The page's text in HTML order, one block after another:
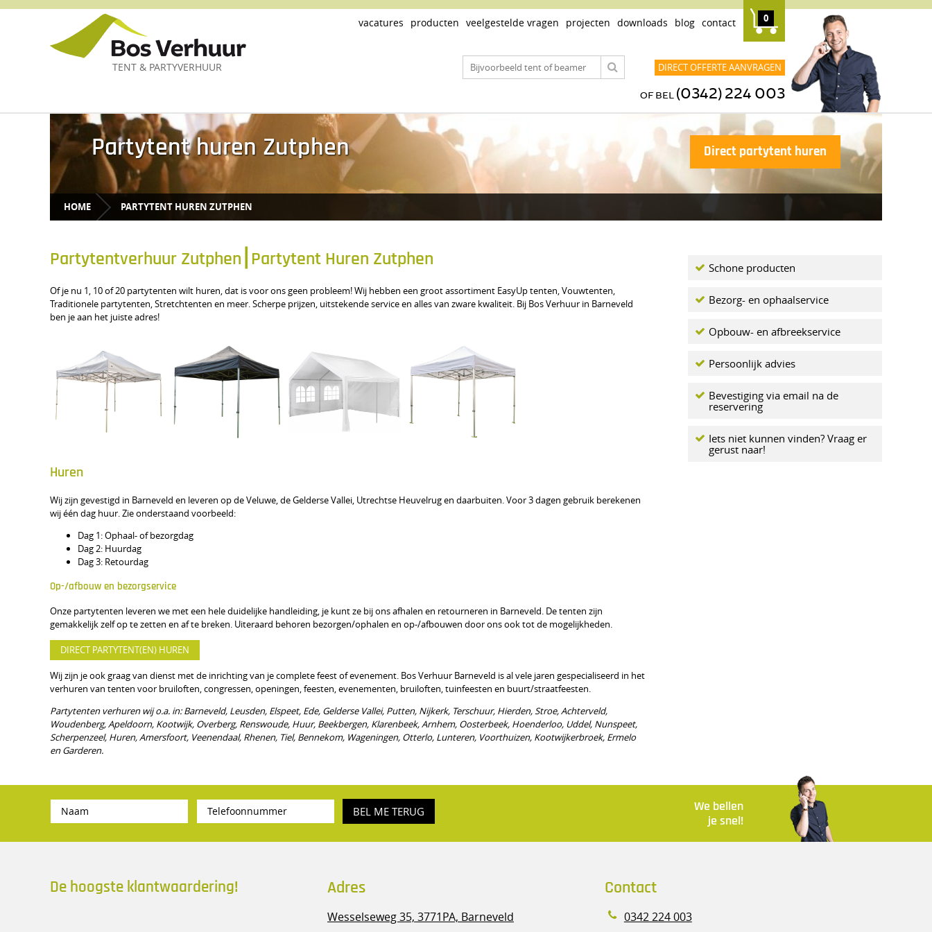
TENT & PARTYVERHUUR
vacatures producten veelgestelde vragen projecten downloads blog contact 0
DIRECT OFFERTE AANVRAGEN
OF BEL (0342) 224 003
Partytent huren Zutphen Direct partytent huren
HOME PARTYTENT HUREN ZUTPHEN
Partytentverhuur Zutphen⎮Partytent Huren Zutphen
Of je nu 1, 10 of 20 partytenten wilt huren, dat is voor ons geen probleem! Wij hebben een groot assortiment EasyUp tenten, Vouwtenten,
Traditionele partytenten, Stretchtenten en meer. Scherpe prijzen, uitstekende service en alles van zware kwaliteit. Bij Bos Verhuur in Barneveld
ben je aan het juiste adres!
Huren
Wij zijn gevestigd in Barneveld en leveren op de Veluwe, de Gelderse Vallei, Utrechtse Heuvelrug en daarbuiten. Voor 3 dagen gebruik berekenen
wij één dag huur. Zie onderstaand voorbeeld:
Dag 1: Ophaal- of bezorgdag
Dag 2: Huurdag
Dag 3: Retourdag
Op-/afbouw en bezorgservice
Onze partytenten leveren we met een hele duidelijke handleiding, je kunt ze bij ons afhalen en retourneren in Barneveld. De tenten zijn
gemakkelijk zelf op te zetten en af te breken. Uiteraard behoren bezorgen/ophalen en op-/afbouwen door ons ook tot de mogelijkheden.
DIRECT PARTYTENT(EN) HUREN
Wij zijn je ook graag van dienst met de inrichting van je complete feest of evenement. Bos Verhuur Barneveld is al vele jaren gespecialiseerd in het
verhuren van tenten voor bruiloften, congressen, openingen, feesten, evenementen, bruiloften, tuinfeesten en buurt/straatfeesten.
Partytenten verhuren wij o.a. in: Barneveld, Leusden, Elspeet, Ede, Gelderse Vallei, Putten, Nijkerk, Terschuur, Hierden, Stroe, Achterveld,
Woudenberg, Apeldoorn, Kootwijk, Overberg, Renswoude, Huur, Beekbergen, Klarenbeek, Arnhem, Oosterbeek, Hoenderloo, Uddel, Nunspeet,
Scherpenzeel, Huren, Amersfoort, Veenendaal, Rhenen, Tiel, Bennekom, Wageningen, Otterlo, Lunteren, Voorthuizen, Kootwijkerbroek, Ermelo
en Garderen.
Schone producten
Bezorg- en ophaalservice
Opbouw- en afbreekservice
Persoonlijk advies
Bevestiging via email na de
reservering
Iets niet kunnen vinden? Vraag er
gerust naar!
BEL ME TERUG
We bellen
je snel!
De hoogste klantwaardering! Adres
Wesselseweg 35, 3771PA, Barneveld
Contact
0342 224 003